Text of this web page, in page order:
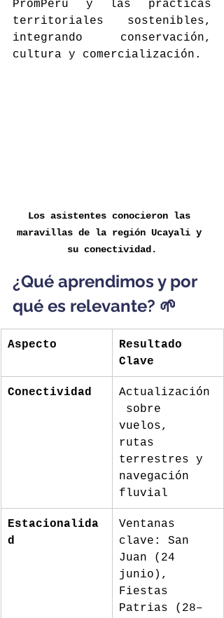
PromPerú y las prácticas
territoriales sostenibles,
integrando conservación,
cultura y comercialización.
Los asistentes conocieron las
maravillas de la región Ucayali y
su conectividad.
¿Qué aprendimos y por
qué es relevante? 🌱
Aspecto
Resultado
Clave
Conectividad
Actualización
sobre
vuelos,
rutas
terrestres y
navegación
fluvial
Estacionalida
d
Ventanas
clave: San
Juan (24
junio),
Fiestas
Patrias (28–